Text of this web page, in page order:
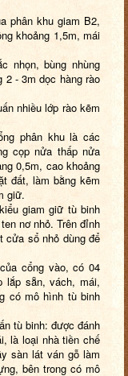
phân khu giam B2,
khoảng 1,5m, mái
nhọn, bùng nhùng
2 - 3m dọc hàng rào
nhiều lớp rào kẽm
phân khu là các
cọp nửa thấp nửa
0,5m, cao khoảng
đất, làm bằng kẽm
giữ.
giam giữ tù binh
nơ nhỏ. Trên đỉnh
cửa sổ nhỏ dùng để
cổng vào, có 04
lắp sẵn, vách, mái,
có mô hình tù binh
tù binh: được đánh
là loại nhà tiền chế
sàn lát ván gỗ làm
bên trong có mô